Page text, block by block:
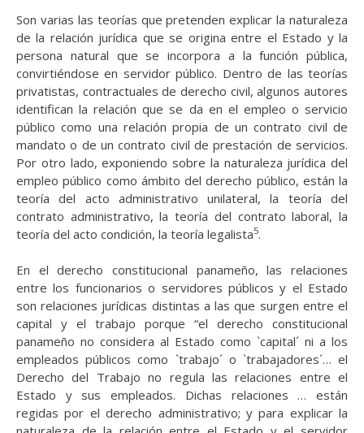
Son varias las teorías que pretenden explicar la naturaleza
de la relación jurídica que se origina entre el Estado y la
persona natural que se incorpora a la función pública,
convirtiéndose en servidor público. Dentro de las teorías
privatistas, contractuales de derecho civil, algunos autores
identifican la relación que se da en el empleo o servicio
público como una relación propia de un contrato civil de
mandato o de un contrato civil de prestación de servicios.
Por otro lado, exponiendo sobre la naturaleza jurídica del
empleo público como ámbito del derecho público, están la
teoría del acto administrativo unilateral, la teoría del
contrato administrativo, la teoría del contrato laboral, la
teoría del acto condición, la teoría legalista5.
En el derecho constitucional panameño, las relaciones
entre los funcionarios o servidores públicos y el Estado
son relaciones jurídicas distintas a las que surgen entre el
capital y el trabajo porque “el derecho constitucional
panameño no considera al Estado como `capital´ ni a los
empleados públicos como `trabajo´ o `trabajadores´… el
Derecho del Trabajo no regula las relaciones entre el
Estado y sus empleados. Dichas relaciones … están
regidas por el derecho administrativo; y para explicar la